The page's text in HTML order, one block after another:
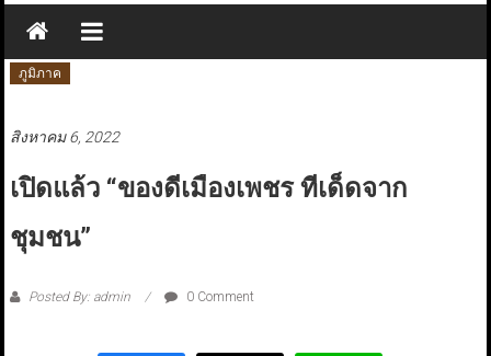
ภูมิภาค
สิงหาคม 6, 2022
เปิดแล้ว “ของดีเมืองเพชร ทีเด็ดจาก
ชุมชน”
Posted By: admin 0 Comment